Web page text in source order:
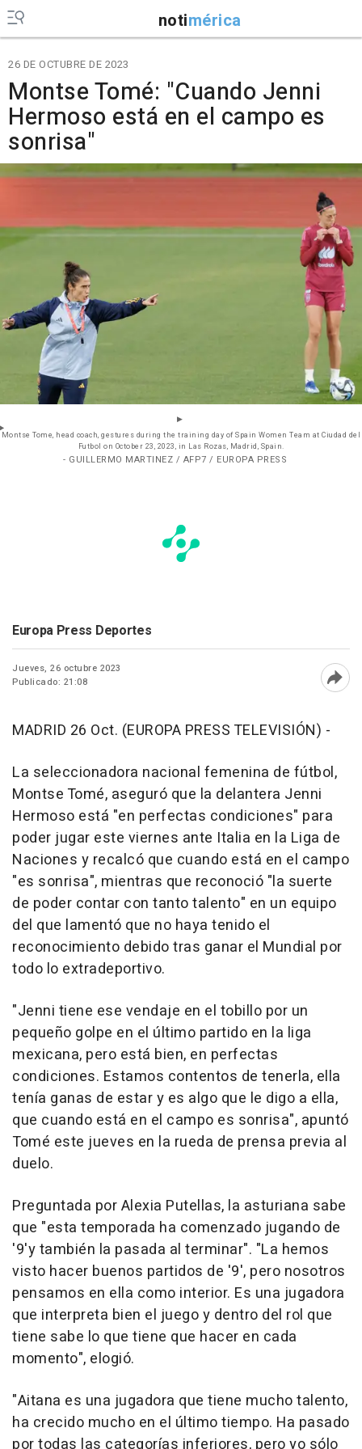
notimérica
26 DE OCTUBRE DE 2023
Montse Tomé: "Cuando Jenni
Hermoso está en el campo es
sonrisa"
Montse Tome, head coach, gestures during the training day of Spain Women Team at Ciudad del
Futbol on October 23, 2023, in Las Rozas, Madrid, Spain.
- GUILLERMO MARTINEZ / AFP7 / EUROPA PRESS
Europa Press Deportes
Jueves, 26 octubre 2023
Publicado: 21:08
MADRID 26 Oct. (EUROPA PRESS TELEVISIÓN) -
La seleccionadora nacional femenina de fútbol,
Montse Tomé, aseguró que la delantera Jenni
Hermoso está "en perfectas condiciones" para
poder jugar este viernes ante Italia en la Liga de
Naciones y recalcó que cuando está en el campo
"es sonrisa", mientras que reconoció "la suerte
de poder contar con tanto talento" en un equipo
del que lamentó que no haya tenido el
reconocimiento debido tras ganar el Mundial por
todo lo extradeportivo.
"Jenni tiene ese vendaje en el tobillo por un
pequeño golpe en el último partido en la liga
mexicana, pero está bien, en perfectas
condiciones. Estamos contentos de tenerla, ella
tenía ganas de estar y es algo que le digo a ella,
que cuando está en el campo es sonrisa", apuntó
Tomé este jueves en la rueda de prensa previa al
duelo.
Preguntada por Alexia Putellas, la asturiana sabe
que "esta temporada ha comenzado jugando de
'9'y también la pasada al terminar". "La hemos
visto hacer buenos partidos de '9', pero nosotros
pensamos en ella como interior. Es una jugadora
que interpreta bien el juego y dentro del rol que
tiene sabe lo que tiene que hacer en cada
momento", elogió.
"Aitana es una jugadora que tiene mucho talento,
ha crecido mucho en el último tiempo. Ha pasado